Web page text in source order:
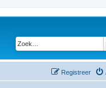
Registreer